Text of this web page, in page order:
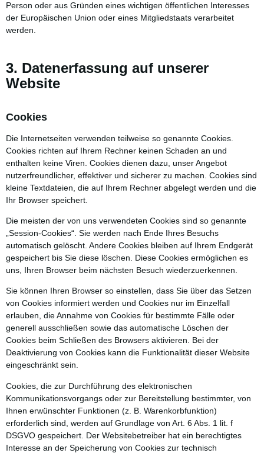
Person oder aus Gründen eines wichtigen öffentlichen Interesses
der Europäischen Union oder eines Mitgliedstaats verarbeitet
werden.
3. Datenerfassung auf unserer
Website
Cookies
Die Internetseiten verwenden teilweise so genannte Cookies.
Cookies richten auf Ihrem Rechner keinen Schaden an und
enthalten keine Viren. Cookies dienen dazu, unser Angebot
nutzerfreundlicher, effektiver und sicherer zu machen. Cookies sind
kleine Textdateien, die auf Ihrem Rechner abgelegt werden und die
Ihr Browser speichert.
Die meisten der von uns verwendeten Cookies sind so genannte
„Session-Cookies“. Sie werden nach Ende Ihres Besuchs
automatisch gelöscht. Andere Cookies bleiben auf Ihrem Endgerät
gespeichert bis Sie diese löschen. Diese Cookies ermöglichen es
uns, Ihren Browser beim nächsten Besuch wiederzuerkennen.
Sie können Ihren Browser so einstellen, dass Sie über das Setzen
von Cookies informiert werden und Cookies nur im Einzelfall
erlauben, die Annahme von Cookies für bestimmte Fälle oder
generell ausschließen sowie das automatische Löschen der
Cookies beim Schließen des Browsers aktivieren. Bei der
Deaktivierung von Cookies kann die Funktionalität dieser Website
eingeschränkt sein.
Cookies, die zur Durchführung des elektronischen
Kommunikationsvorgangs oder zur Bereitstellung bestimmter, von
Ihnen erwünschter Funktionen (z. B. Warenkorbfunktion)
erforderlich sind, werden auf Grundlage von Art. 6 Abs. 1 lit. f
DSGVO gespeichert. Der Websitebetreiber hat ein berechtigtes
Interesse an der Speicherung von Cookies zur technisch